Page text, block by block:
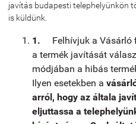
javítás budapesti telephelyünkön
is küldünk.
1. Felhívjuk a Vásárló
a termék javítását
módjában a hibás
Ilyen esetekben a
arról, hogy az általa
eljuttassa a